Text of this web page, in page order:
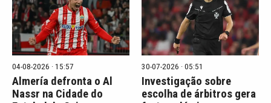
04-08-2026 · 15:57
Almería defronta o Al
Nassr na Cidade do
30-07-2026 · 05:51
Investigação sobre
escolha de árbitros gera